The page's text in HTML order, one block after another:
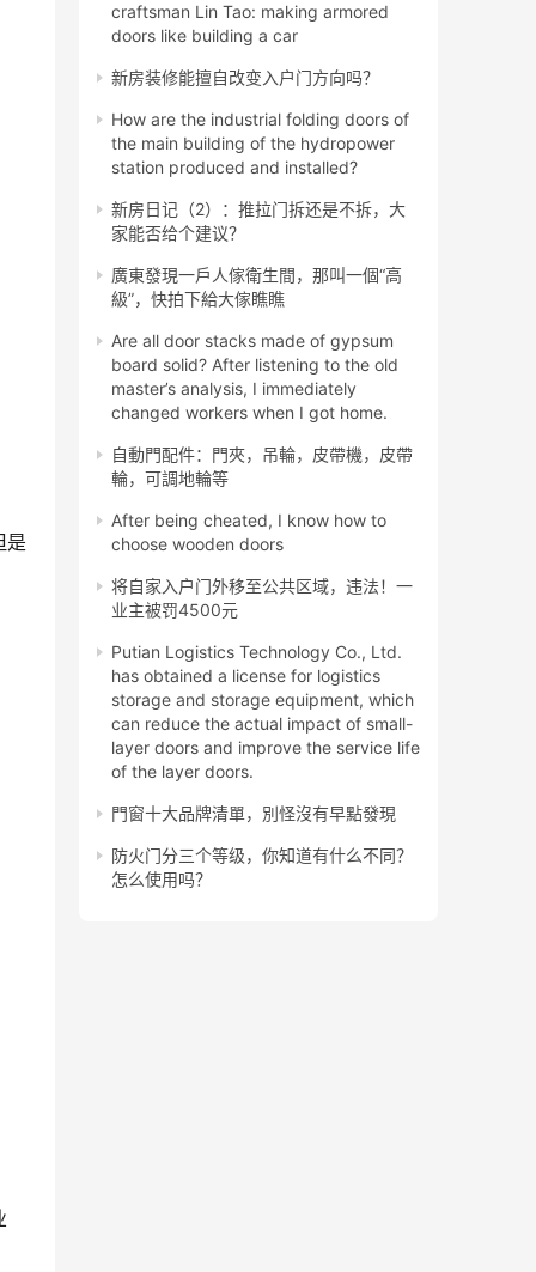
是
craftsman Lin Tao: making armored
doors like building a car
新房装修能擅自改变入户门方向吗？
How are the industrial folding doors of
the main building of the hydropower
station produced and installed?
新房日记（2）：推拉门拆还是不拆，大
家能否给个建议？
廣東發現一戶人傢衛生間，那叫一個“高
級”，快拍下給大傢瞧瞧
Are all door stacks made of gypsum
board solid? After listening to the old
master’s analysis, I immediately
changed workers when I got home.
自動門配件：門夾，吊輪，皮帶機，皮帶
輪，可調地輪等
After being cheated, I know how to
choose wooden doors
将自家入户门外移至公共区域，违法！一
业主被罚4500元
Putian Logistics Technology Co., Ltd.
has obtained a license for logistics
storage and storage equipment, which
can reduce the actual impact of small-
layer doors and improve the service life
of the layer doors.
門窗十大品牌清單，別怪沒有早點發現
防火门分三个等级，你知道有什么不同？
怎么使用吗？